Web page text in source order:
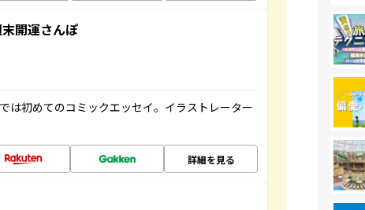
開運さんぽ
は初めてのコミックエッセイ。イラストレーター
詳細を見る